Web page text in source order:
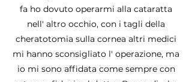
fa ho dovuto operarmi alla cataratta
nell' altro occhio, con i tagli della
cheratotomia sulla cornea altri medici
mi hanno sconsigliato l' operazione, ma
io mi sono affidata come sempre con